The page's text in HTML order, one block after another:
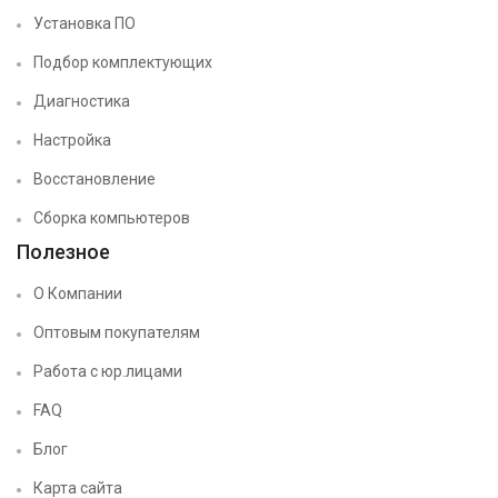
Установка ПО
Подбор комплектующих
Диагностика
Настройка
Восстановление
Сборка компьютеров
Полезное
О Компании
Оптовым покупателям
Работа с юр.лицами
FAQ
Блог
Карта сайта